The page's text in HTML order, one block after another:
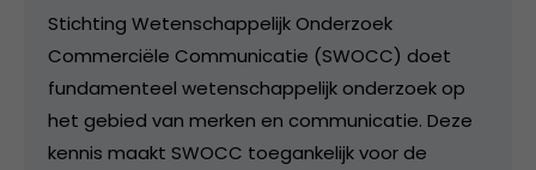
Stichting Wetenschappelijk Onderzoek
Commerciële Communicatie (SWOCC) doet
fundamenteel wetenschappelijk onderzoek op
het gebied van merken en communicatie. Deze
kennis maakt SWOCC toegankelijk voor de